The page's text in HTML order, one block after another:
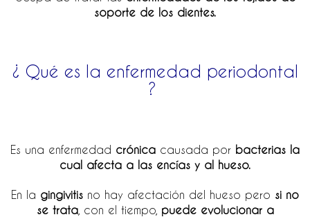
soporte de los dientes.
¿ Qué es la enfermedad periodontal
?
Es una enfermedad crónica causada por bacterias la
cual afecta a las encías y al hueso.
En la gingivitis no hay afectación del hueso pero si no
se trata, con el tiempo, puede evolucionar a